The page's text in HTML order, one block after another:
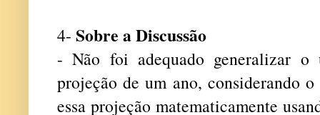
4- Sobre aDiscussão
- Não foi adequado generalizar
projeção de um ano, considerando
essa projeção matematicamente